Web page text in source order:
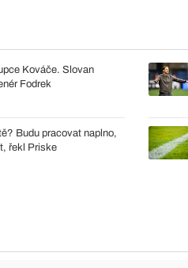
Kováče. Slovan
Fodrek
Budu pracovat naplno,
řekl Priske